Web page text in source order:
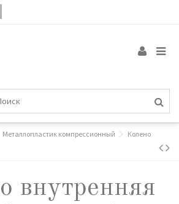
Металлопластик компрессионный
Колено
внутренняя